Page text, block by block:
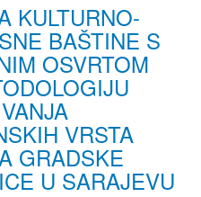
KULTURNO-
BAŠTINE S
OSVRTOM
VRSTA
GRADSKE
U SARAJEVU